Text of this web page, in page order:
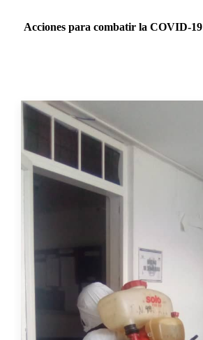
Acciones para combatir la COVID-19